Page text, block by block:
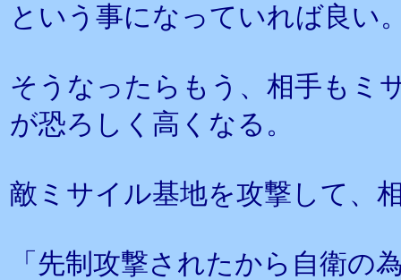
という事になっていれば良い
そうなったらもう、相手もミ
が恐ろしく高くなる。
敵ミサイル基地を攻撃して、
「先制攻撃されたから自衛の